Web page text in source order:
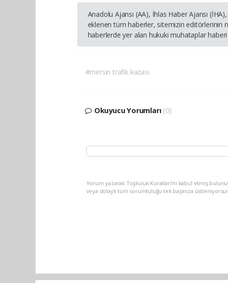
Anadolu Ajansı (AA), İhlas Haber Ajansı
eklenen tüm haberler, sitemizin editörlerinin
haberlerde yer alan hukuki muhataplar
#mersin trafik kazası
Okuyucu Yorumları (0)
Yorum yazarak Topluluk Kuralları’nı kabul etmiş
veya dolaylı tüm sorumluluğu tek başınıza